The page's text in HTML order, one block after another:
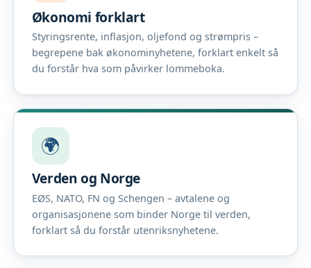
Økonomi forklart
Styringsrente, inflasjon, oljefond og strømpris –
begrepene bak økonominyhetene, forklart enkelt så
du forstår hva som påvirker lommeboka.
🌍
Verden og Norge
EØS, NATO, FN og Schengen – avtalene og
organisasjonene som binder Norge til verden,
forklart så du forstår utenriksnyhetene.